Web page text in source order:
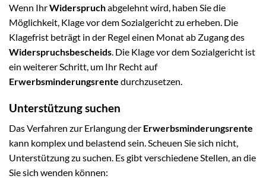
Wenn IhrWiderspruchabgelehnt wird, haben Sie die
Möglichkeit, Klage vor dem Sozialgericht zu erheben. Die
Klagefrist beträgt in der Regel einen Monat ab Zugang des
Widerspruchsbescheids. Die Klage vor dem Sozialgericht ist
ein weiterer Schritt, um Ihr Recht auf
Erwerbsminderungsrente durchzusetzen.
Unterstützung suchen
Das Verfahren zur Erlangung der Erwerbsminderungsrente
kann komplex und belastend sein. Scheuen Sie sich nicht,
Unterstützung zu suchen. Es gibt verschiedene Stellen, an die
Sie sich wenden können: